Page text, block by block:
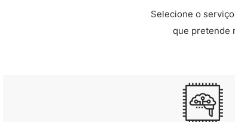
Selecione o
que pretende